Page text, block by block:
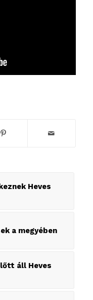
Heves
a megyében
áll Heves